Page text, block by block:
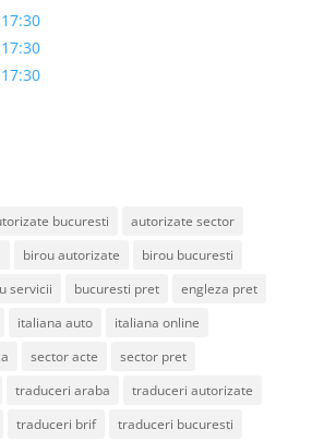
bucuresti
autorizate sector
birou autorizate
birou bucuresti
servicii bucuresti pret
engleza pret
italiana auto
italiana online
sector acte
sector pret
traduceri araba
traduceri autorizate
traduceri brif
traduceri bucuresti